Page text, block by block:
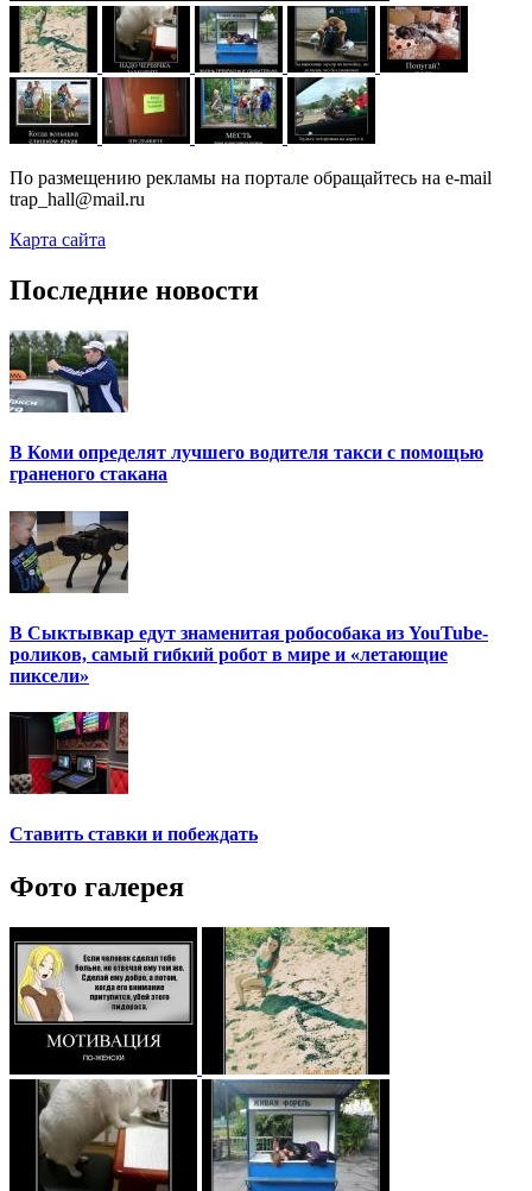
По размещению рекламы на портале обращайтесь на e-mail
trap_hall@mail.ru
Карта сайта
Последние новости
В Коми определят лучшего водителя такси с помощью
граненого стакана
В Сыктывкар едут знаменитая робособака из YouTube-
роликов, самый гибкий робот в мире и «летающие
пиксели»
Ставить ставки и побеждать
Фото галерея